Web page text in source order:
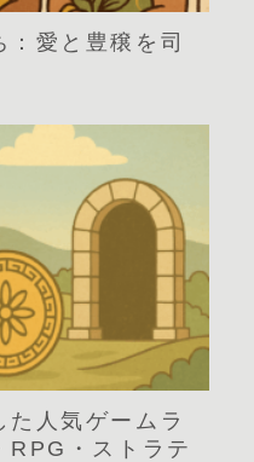
愛と豊穣を司
人気ゲームラ
RPG・ストラテ